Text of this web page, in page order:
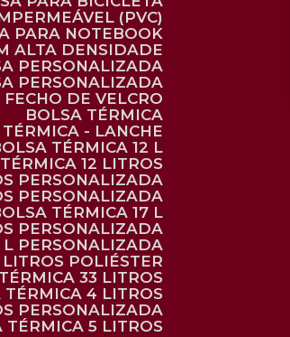
(PVC)
PARA NOTEBOOK
ALTA DENSIDADE
PERSONALIZADA
PERSONALIZADA
FECHO DE VELCRO
BOLSA TÉRMICA
TÉRMICA - LANCHE
BOLSA TÉRMICA 12 L
TÉRMICA 12 LITROS
PERSONALIZADA
PERSONALIZADA
BOLSA TÉRMICA 17 L
PERSONALIZADA
L PERSONALIZADA
LITROS POLIÉSTER
TÉRMICA 33 LITROS
TÉRMICA 4 LITROS
PERSONALIZADA
TÉRMICA 5 LITROS